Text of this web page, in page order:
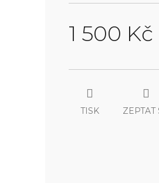
1 500 Kč
TISK ZEPTAT